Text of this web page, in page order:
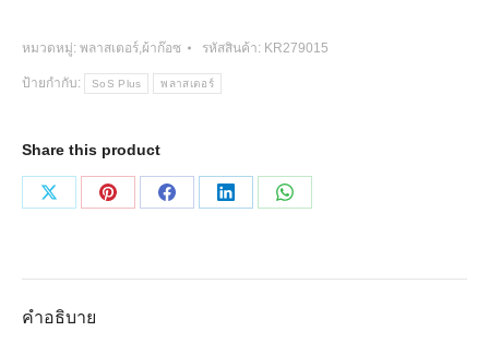
หมวดหมู่: พลาสเตอร์,ผ้าก๊อซ รหัสสินค้า: KR279015
ป้ายกำกับ: SoS Plus พลาสเตอร์
Share this product
Share
Share
Share
Share
Share
คำอธิบาย